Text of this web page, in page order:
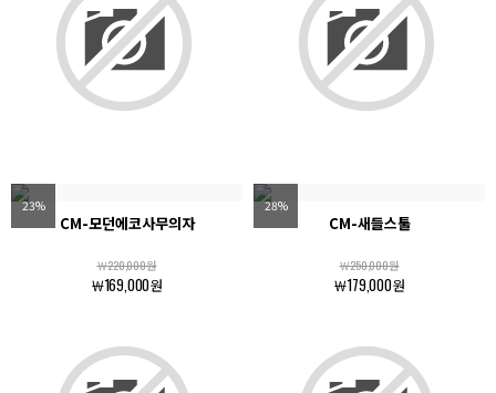
23%
CM-모던에코사무의자
￦220,000원
￦169,000원
28%
CM-새들스툴
￦250,000원
￦179,000원